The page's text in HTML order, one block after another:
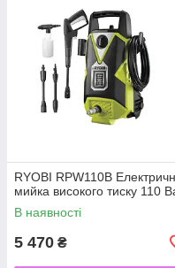
RYOBI RPW110B
мийка високого тиску 110
В наявності
5 470 ₴